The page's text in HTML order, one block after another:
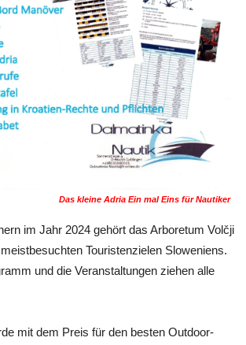
Das kleine Adria Ein mal Eins für Nautiker
im Jahr 2024 gehört das Arboretum Volčji
Touristenzielen Sloweniens.
und die Veranstaltungen ziehen alle
mit dem Preis für den besten Outdoor-